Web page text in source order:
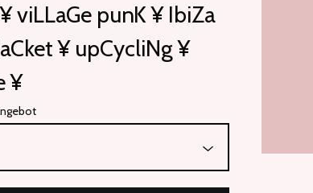
viLLaGe punK ¥ IbiZa
¥ upCycliNg ¥
¥